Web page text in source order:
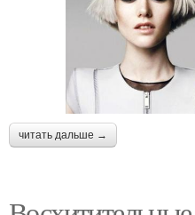
читать дальше →